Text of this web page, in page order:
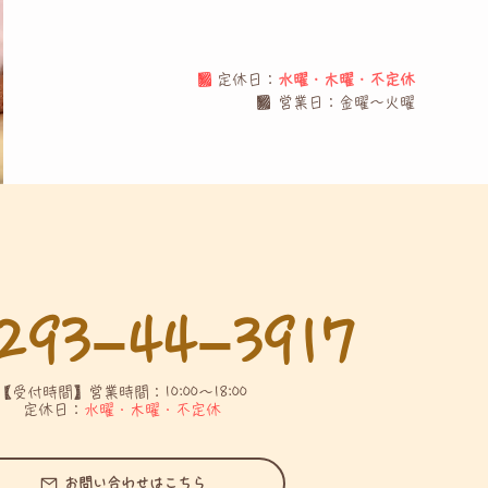
■ 定休日： 水曜・木曜・不定休
■ 営業日：金曜〜火曜
受付時間】営業時間：10:00〜18:00
定休日： 水曜・木曜・不定休
お問い合わせはこちら